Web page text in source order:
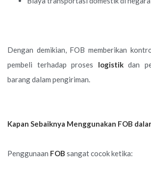
Dengan demikian, FOB memberikan
pembeli terhadap proses logistikdan
barang dalam pengiriman.
Kapan Sebaiknya Menggunakan FOB
Penggunaan FOB sangat cocok ketika: